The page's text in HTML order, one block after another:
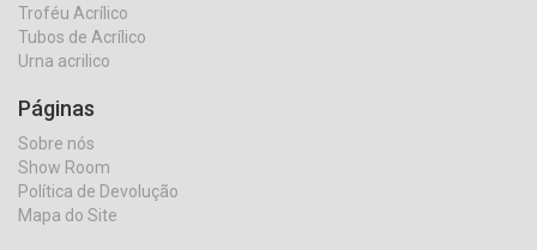
Troféu Acrílico
Tubos de Acrílico
Urna acrilico
Páginas
Sobre nós
Show Room
Política de Devolução
Mapa do Site